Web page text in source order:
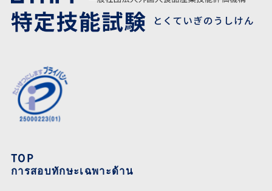
TOP
การสอบทักษะเฉพาะด้าน